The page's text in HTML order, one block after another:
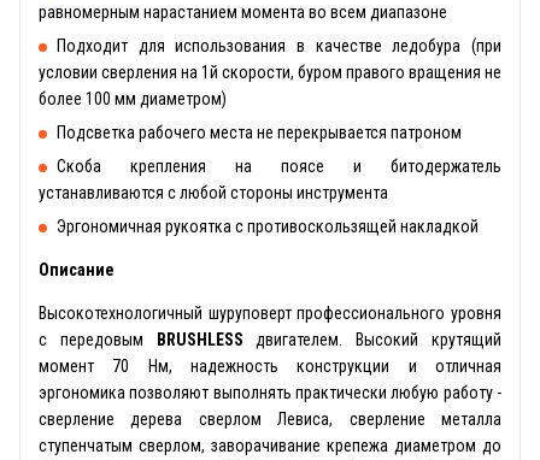
равномерным нарастанием момента во всем диапазоне
Подходит для использования в качестве ледобура (при
условии сверления на 1й скорости, буром правого вращения не
более 100 мм диаметром)
Подсветка рабочего места не перекрывается патроном
Скоба крепления на поясе и битодержатель
устанавливаются с любой стороны инструмента
Эргономичная рукоятка с противоскользящей накладкой
Описание
Высокотехнологичный шуруповерт профессионального уровня
с передовым
BRUSHLESS двигателем. Высокий крутящий
момент 70 Нм, надежность конструкции и отличная
эргономика позволяют выполнять практически любую работу -
сверление дерева сверлом Левиса, сверление металла
ступенчатым сверлом, заворачивание крепежа диаметром до